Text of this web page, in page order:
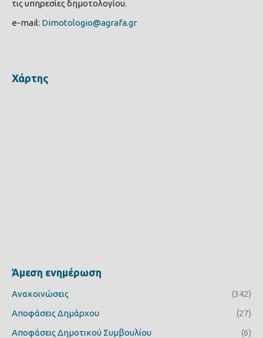
τις υπηρεσίες δημοτολογίου.
e-mail: Dimotologio@agrafa.gr
Χάρτης
Άμεση ενημέρωση
Ανακοινώσεις
(342)
Αποφάσεις Δημάρχου
(27)
Αποφάσεις Δημοτικού Συμβουλίου
(6)